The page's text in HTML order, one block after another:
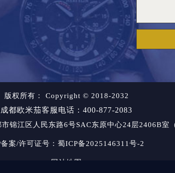
版权所有： Copyright © 2018-2032
成都欧米茄客服电话：400-877-2083
市锦江区人民东路6号SAC东原中心24层2406B室
案/许可证号：蜀ICP备2025146311号-2
网站地图